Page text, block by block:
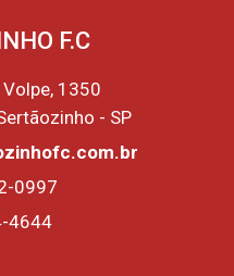
F.C
1350
- SP
0997
4644